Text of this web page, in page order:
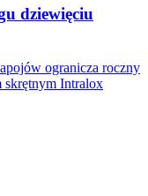
dziewięciu
ogranicza roczny
skrętnym Intralox